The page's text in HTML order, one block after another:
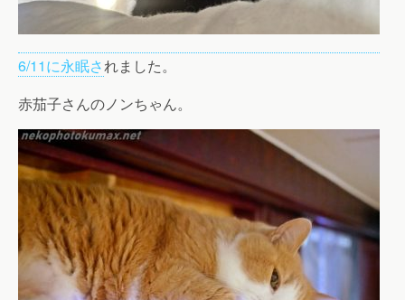
6/11に永眠されました。
赤茄子さんのノンちゃん。